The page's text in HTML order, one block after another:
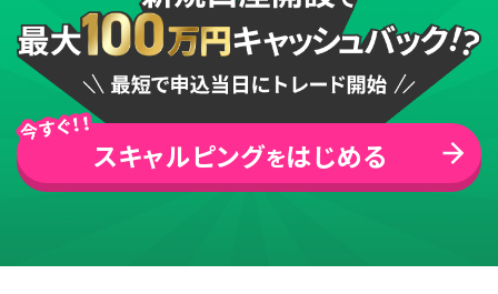
スキャルピングをはじめる